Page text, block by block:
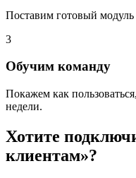
Поставим готовый модуль
3
Обучим команду
Покажем как
недели.
Хотите
клиентам»?